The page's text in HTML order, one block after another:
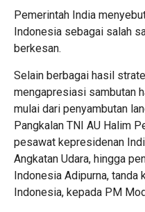
Pemerintah India
Indonesia sebagai salah
berkesan.
Selain berbagai hasil
mengapresiasi sambutan
mulai dari penyambutan
Pangkalan TNI AU Halim
pesawat kepresidenan
Angkatan Udara, hingga
Indonesia Adipurna,
Indonesia, kepada PM